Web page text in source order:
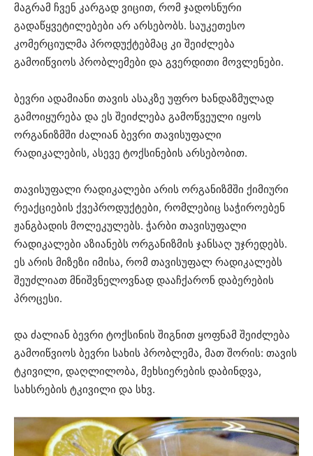
მაგრამ ჩვენ კარგად ვიცით, რომ ჯადოსნური
გადაწყვეტილებები არ არსებობს. საუკეთესო
კომერციულმა პროდუქტებმაც კი შეიძლება
გამოიწვიოს პრობლემები და გვერდითი მოვლენები.
ბევრი ადამიანი თავის ასაკზე უფრო ხანდაზმულად
გამოიყურება და ეს შეიძლება გამოწვეული იყოს
ორგანიზმში ძალიან ბევრი თავისუფალი
რადიკალების, ასევე ტოქსინების არსებობით.
თავისუფალი რადიკალები არის ორგანიზმში ქიმიური
რეაქციების ქვეპროდუქტები, რომლებიც საჭიროებენ
ჟანგბადის მოლეკულებს. ჭარბი თავისუფალი
რადიკალები აზიანებს ორგანიზმის ჯანსაღ უჯრედებს.
ეს არის მიზეზი იმისა, რომ თავისუფალ რადიკალებს
შეუძლიათ მნიშვნელოვნად დააჩქარონ დაბერების
პროცესი.
და ძალიან ბევრი ტოქსინის შიგნით ყოფნამ შეიძლება
გამოიწვიოს ბევრი სახის პრობლემა, მათ შორის: თავის
ტკივილი, დაღლილობა, მეხსიერების დაბინდვა,
სახსრების ტკივილი და სხვ.